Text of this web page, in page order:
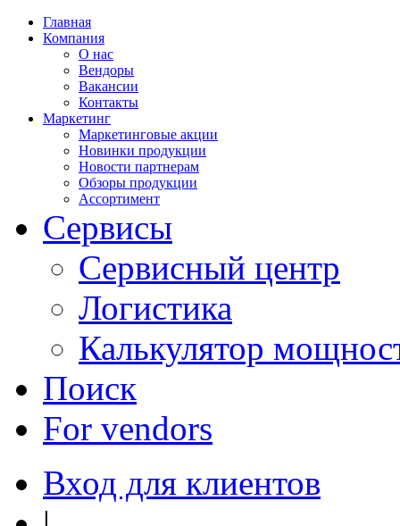
Главная
Компания
О нас
Вендоры
Вакансии
Контакты
Маркетинг
Маркетинговые акции
Новинки продукции
Новости партнерам
Обзоры продукции
Ассортимент
Сервисы
Сервисный центр
Логистика
Калькулятор
Поиск
For vendors
Вход для клиентов